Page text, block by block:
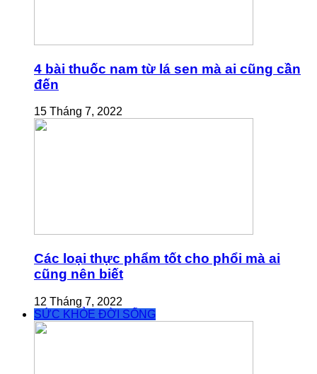
4 bài thuốc nam từ lá sen mà ai cũng cần
đến
15 Tháng 7, 2022
Các loại thực phẩm tốt cho phổi mà ai
cũng nên biết
12 Tháng 7, 2022
SỨC KHỎE ĐỜI SỐNG